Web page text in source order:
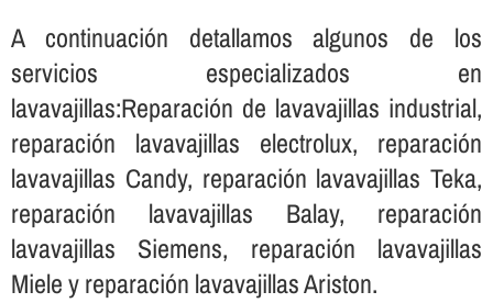
A continuación detallamos algunos de los
servicios especializados en
lavavajillas:Reparación de lavavajillas industrial,
reparación lavavajillas electrolux, reparación
lavavajillas Candy, reparación lavavajillas Teka,
reparación lavavajillas Balay, reparación
lavavajillas Siemens, reparación lavavajillas
Miele y reparación lavavajillas Ariston.